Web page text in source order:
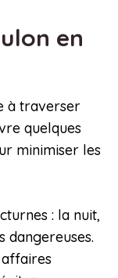
en
à traverser
quelques
minimiser les
: la nuit,
dangereuses.